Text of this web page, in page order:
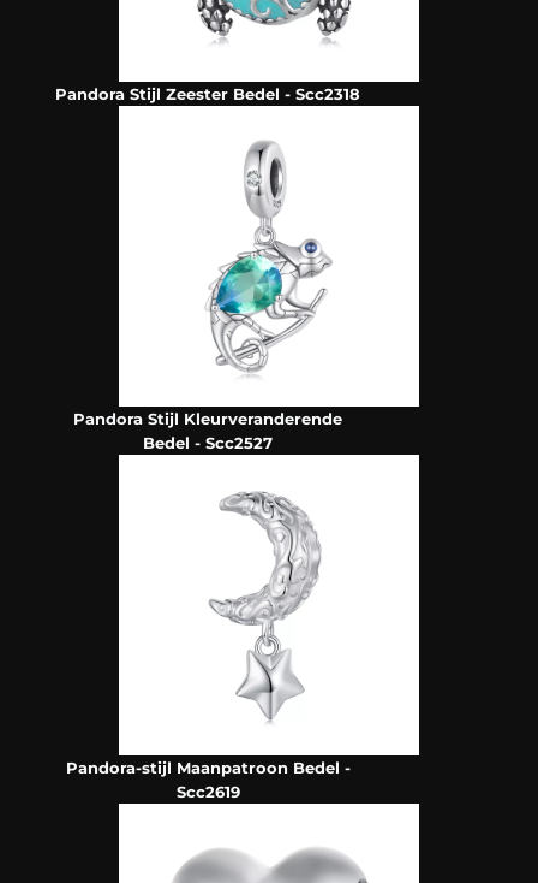
Pandora Stijl Zeester Bedel - Scc2318
Pandora Stijl Kleurveranderende
Bedel - Scc2527
Pandora-stijl Maanpatroon Bedel -
Scc2619